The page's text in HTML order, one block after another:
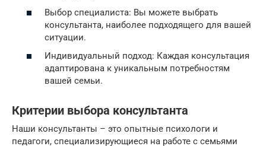
Выбор специалиста: Вы можете выбрать
консультанта, наиболее подходящего для вашей
ситуации.
Индивидуальный подход: Каждая консультация
адаптирована к уникальным потребностям
вашей семьи.
Критерии выбора консультанта
Наши консультанты – это опытные психологи и
педагоги, специализирующиеся на работе с семьями